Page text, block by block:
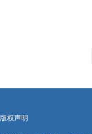
版权声明